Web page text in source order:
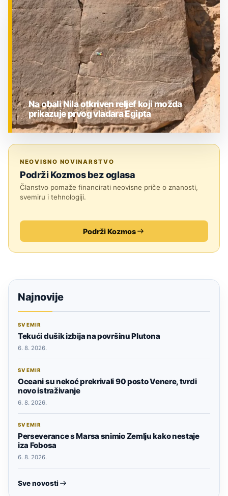
ZNANOST
Na obali Nila otkriven reljef koji možda
prikazuje prvog vladara Egipta
NEOVISNO NOVINARSTVO
Podrži Kozmos bez oglasa
Članstvo pomaže financirati neovisne priče o znanosti,
svemiru i tehnologiji.
Podrži Kozmos
Najnovije
SVEMIR
Tekući dušik izbija na površinu Plutona
6. 8. 2026.
SVEMIR
Oceani su nekoć prekrivali 90 posto Venere, tvrdi
novo istraživanje
6. 8. 2026.
SVEMIR
Perseverance s Marsa snimio Zemlju kako nestaje
iza Fobosa
6. 8. 2026.
Sve novosti